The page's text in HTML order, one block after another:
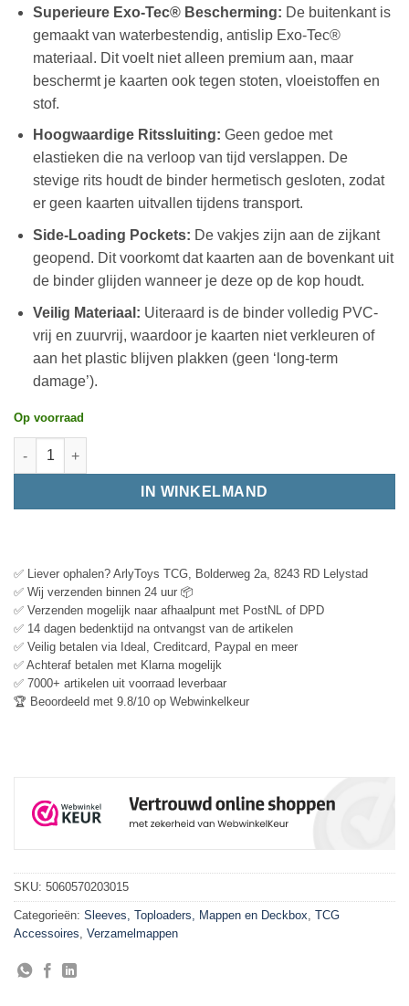
Superieure Exo-Tec® Bescherming: De buitenkant is
gemaakt van waterbestendig, antislip Exo-Tec®
materiaal. Dit voelt niet alleen premium aan, maar
beschermt je kaarten ook tegen stoten, vloeistoffen en
stof.
Hoogwaardige Ritssluiting: Geen gedoe met
elastieken die na verloop van tijd verslappen. De
stevige rits houdt de binder hermetisch gesloten, zodat
er geen kaarten uitvallen tijdens transport.
Side-Loading Pockets: De vakjes zijn aan de zijkant
geopend. Dit voorkomt dat kaarten aan de bovenkant uit
de binder glijden wanneer je deze op de kop houdt.
Veilig Materiaal: Uiteraard is de binder volledig PVC-
vrij en zuurvrij, waardoor je kaarten niet verkleuren of
aan het plastic blijven plakken (geen ‘long-term
damage’).
Op voorraad
IN WINKELMAND
✅ Liever ophalen? ArlyToys TCG, Bolderweg 2a, 8243 RD Lelystad
✅ Wij verzenden binnen 24 uur 📦
✅ Verzenden mogelijk naar afhaalpunt met PostNL of DPD
✅ 14 dagen bedenktijd na ontvangst van de artikelen
✅ Veilig betalen via Ideal, Creditcard, Paypal en meer
✅ Achteraf betalen met Klarna mogelijk
✅ 7000+ artikelen uit voorraad leverbaar
🏆 Beoordeeld met 9.8/10 op Webwinkelkeur
SKU: 5060570203015
Categorieën: Sleeves, Toploaders, Mappen en Deckbox TCG
Accessoires Verzamelmappen